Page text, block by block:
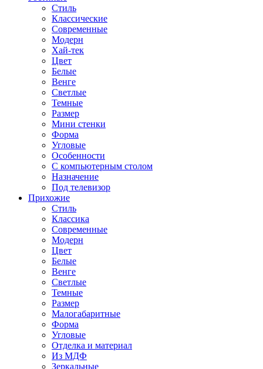
Стиль
Классические
Современные
Модерн
Хай-тек
Цвет
Белые
Венге
Светлые
Темные
Размер
Мини стенки
Форма
Угловые
Особенности
С компьютерным столом
Назначение
Под телевизор
Прихожие
Стиль
Классика
Современные
Модерн
Цвет
Белые
Венге
Светлые
Темные
Размер
Малогабаритные
Форма
Угловые
Отделка и материал
Из МДФ
Зеркальные